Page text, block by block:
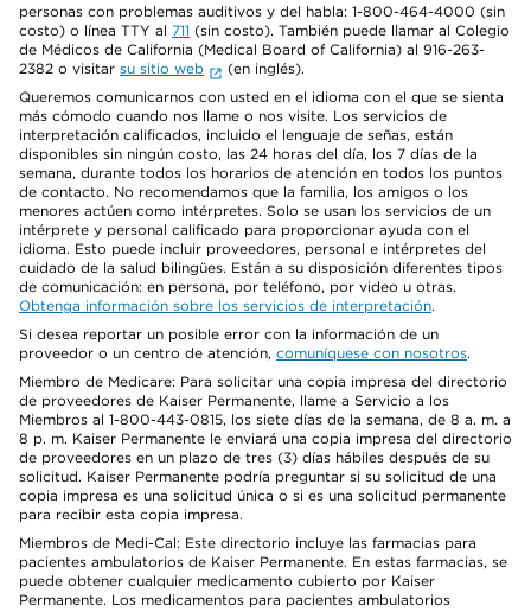
personas con problemas auditivos y del habla: 1-800-464-4000 (sin
costo) o línea TTY al 711 (sin costo). También puede llamar al Colegio
de Médicos de California (Medical Board of California) al 916-263-
2382 o visitar su sitio web
(en inglés).
Queremos comunicarnos con usted en el idioma con el que se sienta
más cómodo cuando nos llame o nos visite. Los servicios de
interpretación calificados, incluido el lenguaje de señas, están
disponibles sin ningún costo, las 24 horas del día, los 7 días de la
semana, durante todos los horarios de atención en todos los puntos
de contacto. No recomendamos que la familia, los amigos o los
menores actúen como intérpretes. Solo se usan los servicios de un
intérprete y personal calificado para proporcionar ayuda con el
idioma. Esto puede incluir proveedores, personal e intérpretes del
cuidado de la salud bilingües. Están a su disposición diferentes tipos
de comunicación: en persona, por teléfono, por video u otras.
Obtenga información sobre los servicios de interpretación.
Si desea reportar un posible error con la información de un
proveedor o un centro de atención, comuníquese con nosotros.
Miembro de Medicare: Para solicitar una copia impresa del directorio
de proveedores de Kaiser Permanente, llame a Servicio a los
Miembros al 1-800-443-0815, los siete días de la semana, de 8 a. m. a
8 p. m. Kaiser Permanente le enviará una copia impresa del directorio
de proveedores en un plazo de tres (3) días hábiles después de su
solicitud. Kaiser Permanente podría preguntar si su solicitud de una
copia impresa es una solicitud única o si es una solicitud permanente
para recibir esta copia impresa.
Miembros de Medi-Cal: Este directorio incluye las farmacias para
pacientes ambulatorios de Kaiser Permanente. En estas farmacias, se
puede obtener cualquier medicamento cubierto por Kaiser
Permanente. Los medicamentos para pacientes ambulatorios